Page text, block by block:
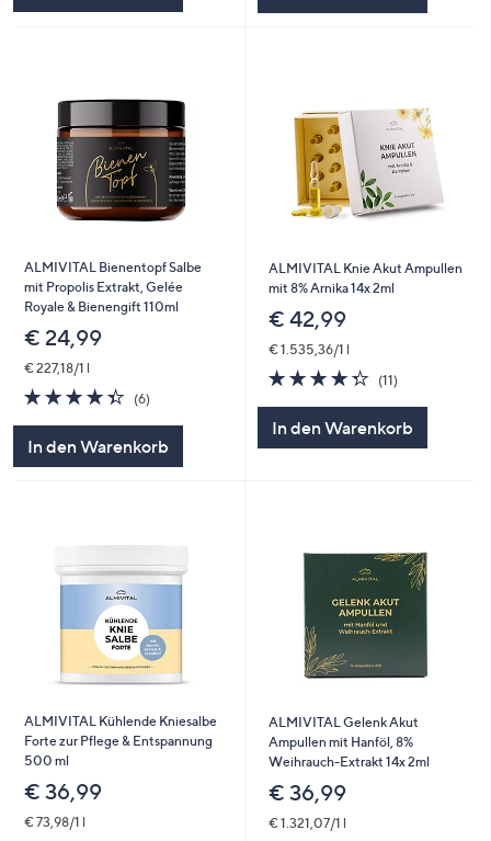
ALMIVITAL Bienentopf Salbe
mit Propolis Extrakt, Gelée
Royale & Bienengift 110ml
€ 24,99
€ 227,18/1 l
4.3
von
5
(6)
In den Warenkorb
ALMIVITAL Knie Akut Ampullen
mit 8% Arnika 14x 2ml
€ 42,99
€ 1.535,36/1 l
4.3
von
5
(11)
In den Warenkorb
ALMIVITAL Kühlende Kniesalbe
Forte zur Pflege & Entspannung
500 ml
€ 36,99
€ 73,98/1 l
ALMIVITAL Gelenk Akut
Ampullen mit Hanföl, 8%
Weihrauch-Extrakt 14x 2ml
€ 36,99
€ 1.321,07/1 l